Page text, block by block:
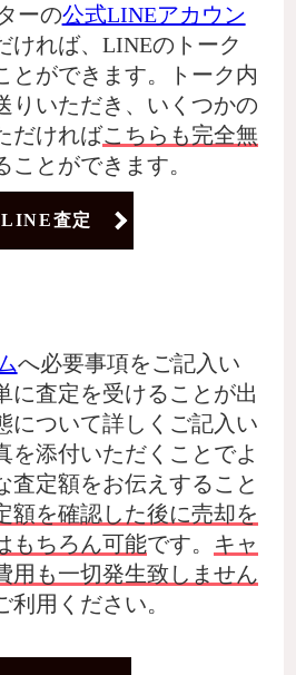
ーの公式LINEアカウン
ければ、LINEのトーク
とができます。トーク内
りいただき、いくつかの
だければこちらも完全無
とができます。
LINE査定
へ必要事項をご記入い
に査定を受けることが出
について詳しくご記入い
を添付いただくことでよ
査定額をお伝えすること
額を確認した後に売却を
もちろん可能です。
キャ
用も一切発生致しません
用ください。